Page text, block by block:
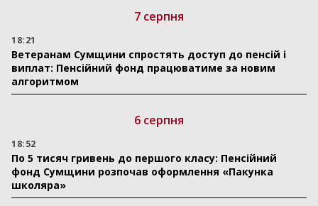
7 серпня
18:21
Ветеранам Сумщини спростять доступ до пенсій і
виплат: Пенсійний фонд працюватиме за новим
алгоритмом
6 серпня
18:52
По 5 тисяч гривень до першого класу: Пенсійний
фонд Сумщини розпочав оформлення «Пакунка
школяра»